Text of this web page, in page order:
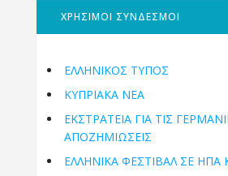
ΧΡΗΣΙΜΟΙ ΣΥΝΔΕΣΜΟΙ
ΕΛΛΗΝΙΚΟΣ ΤΥΠΟΣ
ΚΥΠΡΙΑΚΑ ΝΕΑ
ΕΚΣΤΡΑΤΕΙΑ ΓΙΑ ΤΙΣ
ΑΠΟΖΗΜΙΩΣΕΙΣ
ΕΛΛΗΝΙΚΆ ΦΕΣΤΙΒΆΛ ΣΕ ΗΠΑ